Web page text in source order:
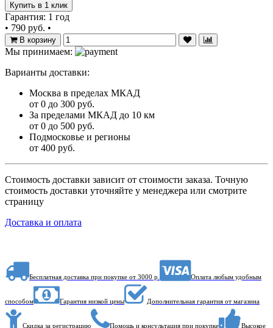
Купить в 1 клик
Гарантия: 1 год
• 790 руб. •
В корзину
Мы принимаем:
Варианты доставки:
Москва в пределах МКАД
от 0 до 300 руб.
За пределами МКАД до 10 км
от 0 до 500 руб.
Подмосковье и регионы
от 400 руб.
Стоимость доставки зависит от стоимости заказа. Точную
стоимость доставки уточняйте у менеджера или смотрите
страницу
Доставка и оплата
Бесплатная доставка при покупке от 3000 р. Оплата любым удобным
способом Гарантия низкой цены Дополнительная гарантия от магазина
Скидка за регистрацию Помощь и консультация при покупке Высокое